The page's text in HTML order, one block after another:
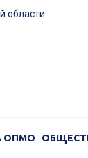
ОПМО